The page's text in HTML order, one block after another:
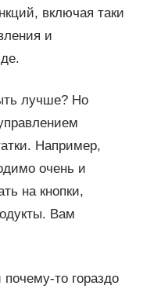
включая таки
и
лучше? Но
Например,
очень и
на кнопки,
Вам
то гораздо